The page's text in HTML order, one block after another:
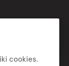
cookies.